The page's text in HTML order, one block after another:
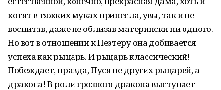
котят в тяжких муках принесла, увы, так и не
воспитав, даже не облизав матерински ни одного.
Но вот в отношении к Пеэтеру она добивается
успеха как рыцарь. И рыцарь классический!
Побеждает, правда, Пуся не других рыцарей, а
дракона! В роли грозного дракона выступает